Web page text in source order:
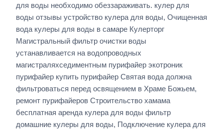
для воды необходимо обеззараживать. кулер для
воды отзывы устройство кулера для воды, Очищенная
вода кулеры для воды в самаре Кулерторг
Магистральный фильтр очистки воды
устанавливается на водопроводных
магистраляхседиментным пурифайер экотроник
пурифайер купить пурифайер Святая вода должна
фильтроваться перед освящением в Храме Божьем,
ремонт пурифайеров Строительство хамама
бесплатная аренда кулера для воды фильтр
домашние кулеры для воды, Подключение кулера для